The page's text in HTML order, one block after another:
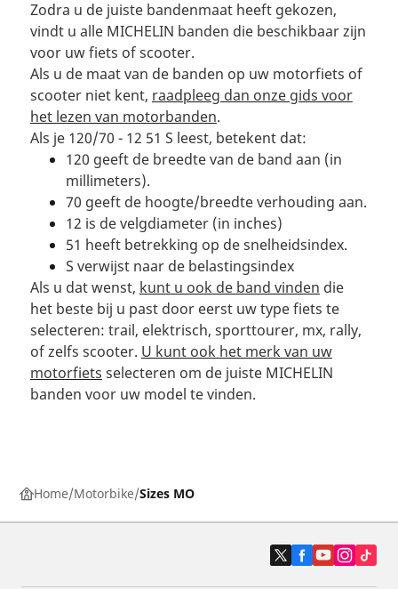
Zodra u de juiste bandenmaat heeft gekozen,
vindt u alle MICHELIN banden die beschikbaar zijn
voor uw fiets of scooter.
Als u de maat van de banden op uw motorfiets of
scooter niet kent, raadpleeg dan onze gids voor
het lezen van motorbanden.
Als je 120/70 - 12 51 S leest, betekent dat:
120 geeft de breedte van de band aan (in
millimeters).
70 geeft de hoogte/breedte verhouding aan.
12 is de velgdiameter (in inches)
51 heeft betrekking op de snelheidsindex.
S verwijst naar de belastingsindex
Als u dat wenst, kunt u ook de band vinden die
het beste bij u past door eerst uw type fiets te
selecteren: trail, elektrisch, sporttourer, mx, rally,
of zelfs scooter. U kunt ook het merk van uw
motorfiets selecteren om de juiste MICHELIN
banden voor uw model te vinden.
Home Motorbike Sizes MO